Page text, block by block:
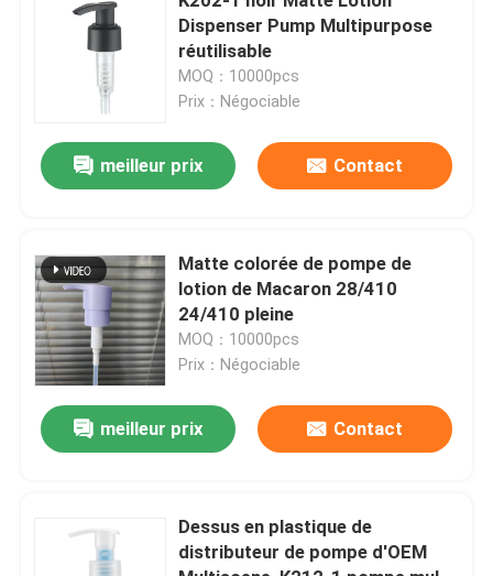
Dispenser Pump Multipurpose
réutilisable
MOQ：10000pcs
Prix：Négociable
meilleur prix Contact
Matte colorée de pompe de
lotion de Macaron 28/410
24/410 pleine
MOQ：10000pcs
Prix：Négociable
meilleur prix Contact
Dessus en plastique de
distributeur de pompe d'OEM